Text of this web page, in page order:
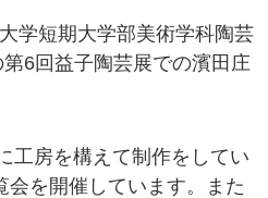
学短期大学部美術学科陶芸
6回益子陶芸展での濱田庄
工房を構えて制作をしてい
会を開催しています。また